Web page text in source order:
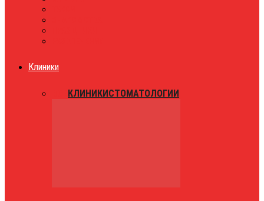
Клиники
КЛИНИКИСТОМАТОЛОГИИ